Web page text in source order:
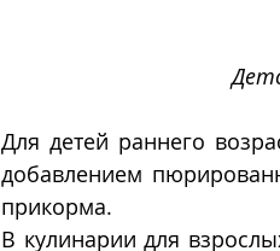
Для детей раннего
добавлением
прикорма.
В кулинарии для